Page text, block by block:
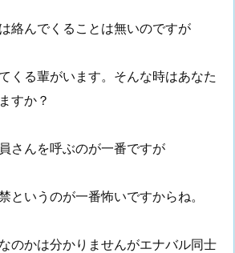
絡んでくることは無いのですが
くる輩がいます。そんな時はあなた
すか？
さんを呼ぶのが一番ですが
というのが一番怖いですからね。
のかは分かりませんがエナバル同士